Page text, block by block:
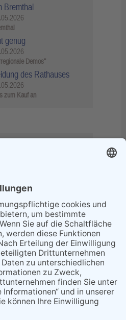
Bremthal
genug
Demos"
des Rathauses
zum Kauf an
B455: Kleiner
statt weite Wege
Bahn-Computer nicht
kommunizieren
für überregionale
Tonne – Ein kleiner Blick
Tellerand
durch Nutzung
Tonne statt Säcken